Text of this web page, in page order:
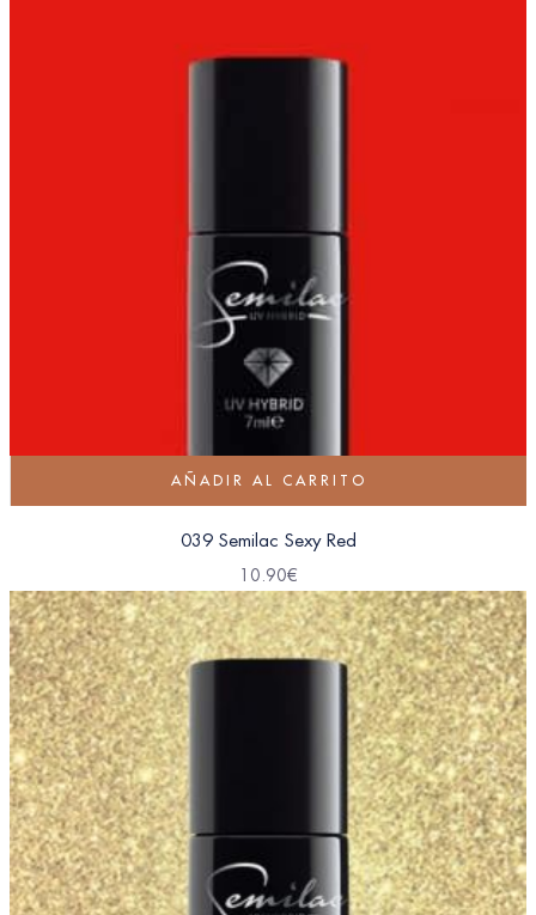
AÑADIR AL CARRITO
039 Semilac Sexy Red
10.90€